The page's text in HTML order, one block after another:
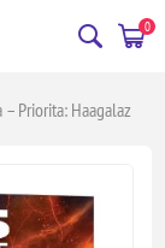
0
– Priorita: Haagalaz